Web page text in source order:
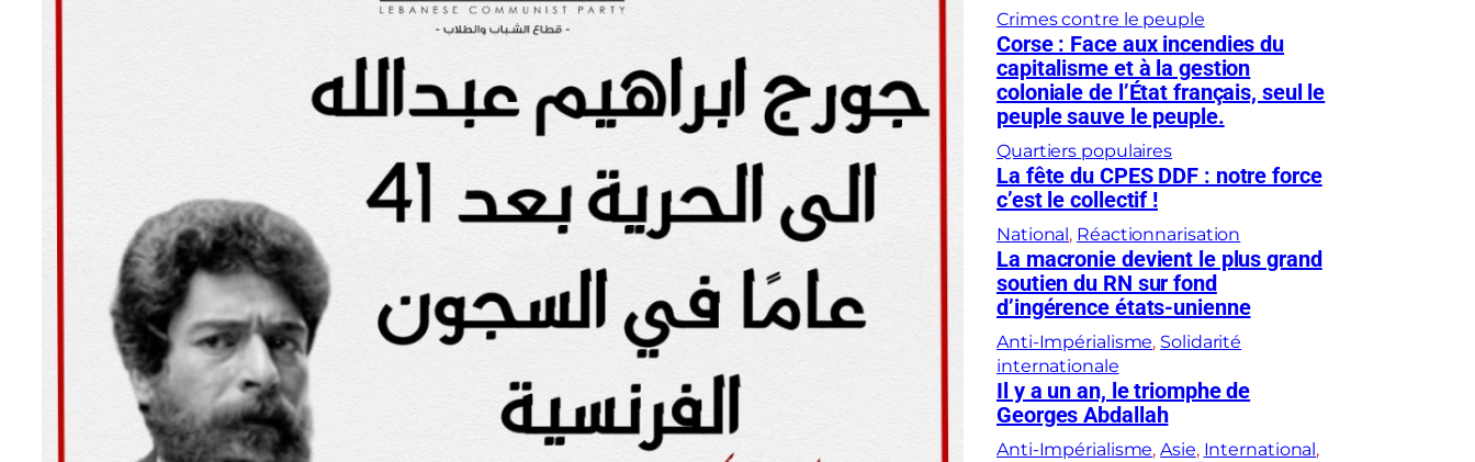
Crimes contre le peuple
Corse : Face aux incendies du
capitalisme et à la gestion
coloniale de l’État français, seul le
peuple sauve le peuple.
Quartiers populaires
La fête du CPES DDF : notre force
c’est le collectif !
National, Réactionnarisation
La macronie devient le plus grand
soutien du RN sur fond
d’ingérence états-unienne
Anti-Impérialisme, Solidarité
internationale
Il y a un an, le triomphe de
Georges Abdallah
Anti-Impérialisme, Asie, International